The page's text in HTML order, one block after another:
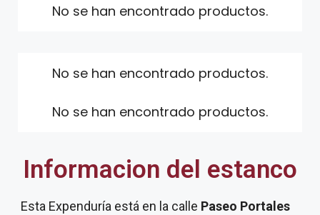
No se han encontrado productos.
No se han encontrado productos.
No se han encontrado productos.
Informacion del estanco
Esta Expenduría está en la calle Paseo Portales